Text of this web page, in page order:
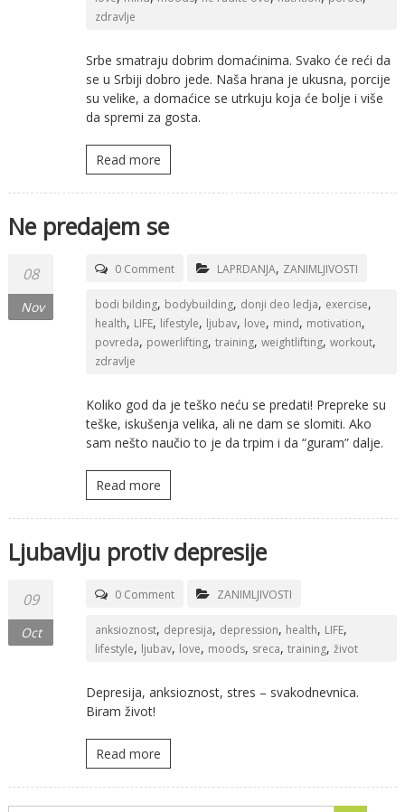
zdravlje
Srbe smatraju dobrim domaćinima. Svako će reći da
se u Srbiji dobro jede. Naša hrana je ukusna, porcije
su velike, a domaćice se utrkuju koja će bolje i više
da spremi za gosta.
Read more
Ne predajem se
08
Nov
0 Comment LAPRDANJA, ZANIMLJIVOSTI
bodi bilding, bodybuilding, donji deo ledja, exercise,
health, LIFE, lifestyle, ljubav, love, mind, motivation,
povreda, powerlifting, training, weightlifting, workout,
zdravlje
Koliko god da je teško neću se predati! Prepreke su
teške, iskušenja velika, ali ne dam se slomiti. Ako
sam nešto naučio to je da trpim i da “guram” dalje.
Read more
Ljubavlju protiv depresije
09
Oct
0 Comment ZANIMLJIVOSTI
anksioznost, depresija, depression, health, LIFE,
lifestyle, ljubav, love, moods, sreca, training, život
Depresija, anksioznost, stres – svakodnevnica.
Biram život!
Read more